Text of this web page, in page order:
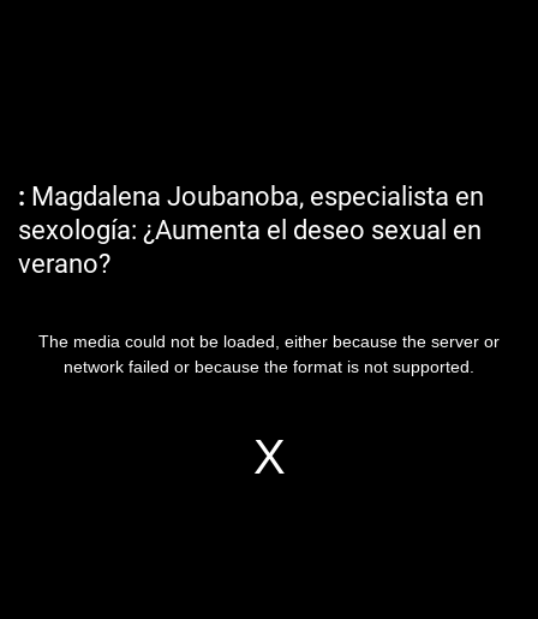
Magdalena Joubanoba, especialista en
sexología: ¿Aumenta el deseo sexual en
verano?
The media could not be loaded, either because the server or
network failed or because the format is not supported.